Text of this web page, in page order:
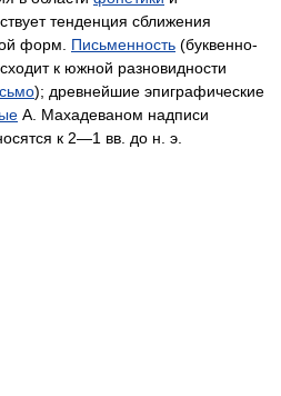
тенденция сближения
форм. Письменность (буквенно-
к южной разновидности
); древнейшие эпиграфические
А. Махадеваном надписи
к 2—1 вв. до н. э.